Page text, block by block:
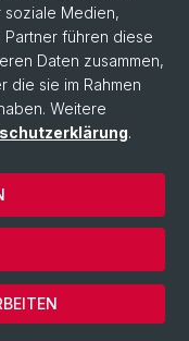
soziale Medien,
Partner führen diese
Daten zusammen,
die sie im Rahmen
Weitere
.